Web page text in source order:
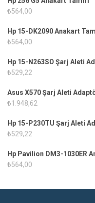
₺564,00
Hp 15-DK2090 Anakart
₺564,00
Hp 15-N263SO Şarj Aleti
₺529,22
Asus X570 Şarj Aleti
₺1.948,62
Hp 15-P230TU Şarj Aleti
₺529,22
Hp Pavilion DM3-1030ER
₺564,00